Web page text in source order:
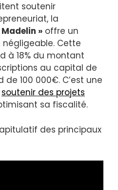
soutenir
la
» offre un
Cette
à 18% du montant
au capital de
de 100 000€. C’est une
soutenir des projets
sa fiscalité.
des principaux